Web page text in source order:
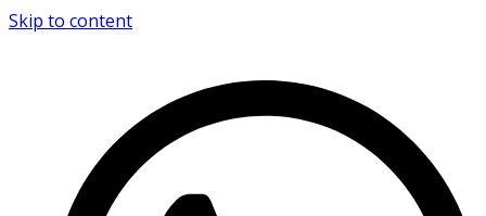
Skip to content